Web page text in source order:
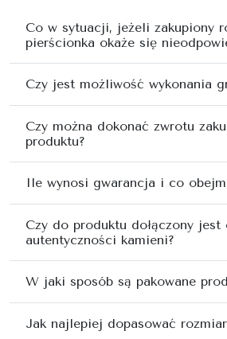
Co w sytuacji, jeżeli zakupiony
pierścionka okaże się
Czy jest możliwość wykonania
Czy można dokonać zwrotu
produktu?
Ile wynosi gwarancja i co
Czy do produktu dołączony
autentyczności kamieni?
W jaki sposób są pakowane
Jak najlepiej dopasować